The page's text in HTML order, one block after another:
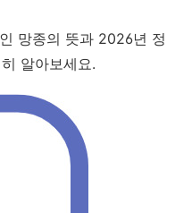
망종의 뜻과 2026년 정
알아보세요.